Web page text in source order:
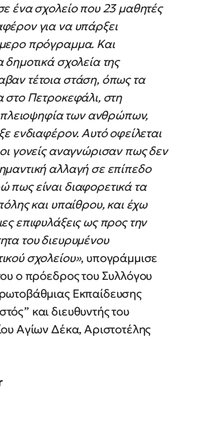
ένα σχολείο που 23 μαθητές
για να υπάρξει
πρόγραμμα. Και
σχολεία της
τέτοια στάση, όπως τα
στο Πετροκεφάλι, στη
των ανθρώπων,
ενδιαφέρον. Αυτό οφείλεται
γονείς αναγνώρισαν πως δεν
αλλαγή σε επίπεδο
είναι διαφορετικά τα
και υπαίθρου, και έχω
επιφυλάξεις ως προς την
του διευρυμένου
σχολείου», υπογράμμισε
ο πρόεδρος του Συλλόγου
Εκπαίδευσης
και διευθυντής του
Αγίων Δέκα, Αριστοτέλης